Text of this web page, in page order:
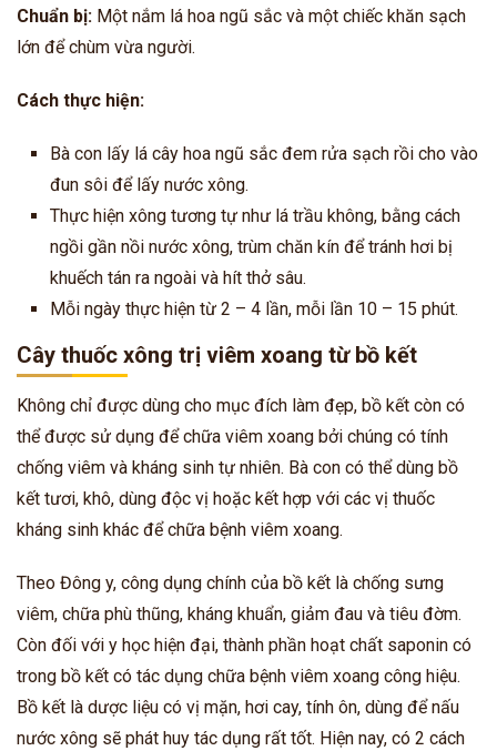
Chuẩn bị: Một nắm lá hoa ngũ sắc và một chiếc khăn sạch
lớn để chùm vừa người.
Cách thực hiện:
Bà con lấy lá cây hoa ngũ sắc đem rửa sạch rồi cho vào
đun sôi để lấy nước xông.
Thực hiện xông tương tự như lá trầu không, bằng cách
ngồi gần nồi nước xông, trùm chăn kín để tránh hơi bị
khuếch tán ra ngoài và hít thở sâu.
Mỗi ngày thực hiện từ 2 – 4 lần, mỗi lần 10 – 15 phút.
Cây thuốc xông trị viêm xoang từ bồ kết
Không chỉ được dùng cho mục đích làm đẹp, bồ kết còn có
thể được sử dụng để chữa viêm xoang bởi chúng có tính
chống viêm và kháng sinh tự nhiên. Bà con có thể dùng bồ
kết tươi, khô, dùng độc vị hoặc kết hợp với các vị thuốc
kháng sinh khác để chữa bệnh viêm xoang.
Theo Đông y, công dụng chính của bồ kết là chống sưng
viêm, chữa phù thũng, kháng khuẩn, giảm đau và tiêu đờm.
Còn đối với y học hiện đại, thành phần hoạt chất saponin có
trong bồ kết có tác dụng chữa bệnh viêm xoang công hiệu.
Bồ kết là dược liệu có vị mặn, hơi cay, tính ôn, dùng để nấu
nước xông sẽ phát huy tác dụng rất tốt. Hiện nay, có 2 cách